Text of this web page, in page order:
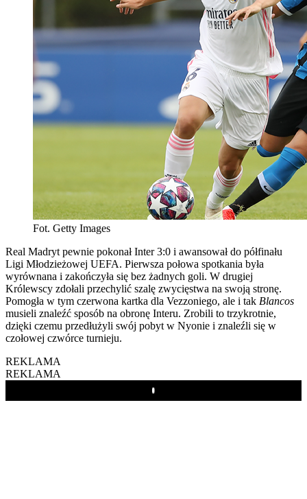
Fot. Getty Images
Real Madryt pewnie pokonał Inter 3:0 i awansował do półfinału
Ligi Młodzieżowej UEFA. Pierwsza połowa spotkania była
wyrównana i zakończyła się bez żadnych goli. W drugiej
Królewscy zdołali przechylić szalę zwycięstwa na swoją stronę.
Pomogła w tym czerwona kartka dla Vezzoniego, ale i tak Blancos
musieli znaleźć sposób na obronę Interu. Zrobili to trzykrotnie,
dzięki czemu przedłużyli swój pobyt w Nyonie i znaleźli się w
czołowej czwórce turnieju.
REKLAMA
REKLAMA
Play